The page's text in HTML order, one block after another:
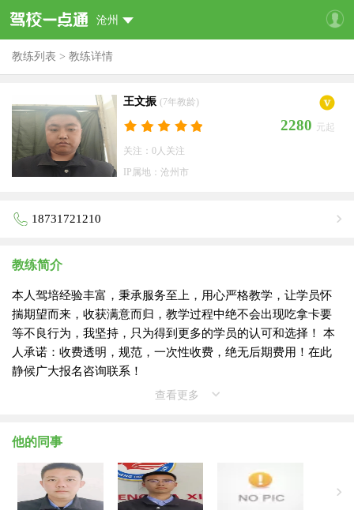
沧州
教练列表 > 教练详情
王文振 (7年教龄)
2280 元起
关注：0人关注
IP属地：沧州市
18731721210
教练简介
本人驾培经验丰富，秉承服务至上，用心严格教学，让学员怀
揣期望而来，收获满意而归，教学过程中绝不会出现吃拿卡要
等不良行为，我坚持，只为得到更多的学员的认可和选择！ 本
人承诺：收费透明，规范，一次性收费，绝无后期费用！在此
静候广大报名咨询联系！
查看更多
他的同事